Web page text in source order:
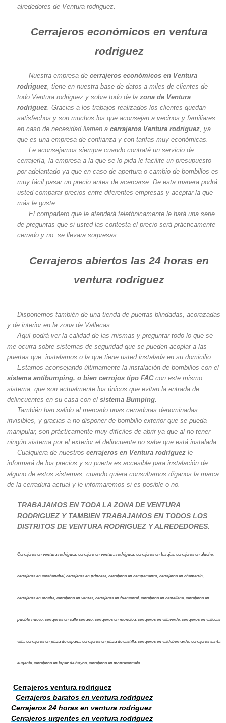
alrededores de Ventura rodriguez.
Cerrajeros económicos en ventura
rodriguez
Nuestra empresa decerrajeros económicos en Ventura
rodriguez , tiene en nuestra base de datos a miles de clientes de
todo Ventura rodriguez y sobre todo de la zona de Ventura
rodriguez . Gracias a los trabajos realizados los clientes quedan
satisfechos y son muchos los que aconsejan a vecinos y familiares
en caso de necesidad llamen a cerrajeros Ventura rodriguez , ya
que es una empresa de confianza y con tarifas muy económicas.
Le aconsejamos siempre cuando contraté un servicio de
cerrajería, la empresa a la que se lo pida le facilite un presupuesto
por adelantado ya que en caso de apertura o cambio de bombillos es
muy fácil pasar un precio antes de acercarse. De esta manera podrá
usted comparar precios entre diferentes empresas y aceptar la que
más le guste.
El compañero que le atenderá telefónicamente le hará una serie
de preguntas que si usted las contesta el precio será prácticamente
cerrado y no se llevara sorpresas.
Cerrajeros abiertos las 24 horas en
ventura rodriguez
Disponemos también de una tienda de puertas blindadas, acorazadas
y de interior en la zona de Vallecas.
Aquí podrá ver la calidad de las mismas y preguntar todo lo que se
me ocurra sobre sistemas de seguridad que se pueden acoplar a las
puertas que instalamos o la que tiene usted instalada en su domicilio.
Estamos aconsejando últimamente la instalación de bombillos con el
sistema antibumping, o bien cerrojos tipo FACcon este mismo
sistema, que son actualmente los únicos que evitan la entrada de
delincuentes en su casa con el sistema Bumping.
También han salido al mercado unas cerraduras denominadas
invisibles, y gracias a no disponer de bombillo exterior que se pueda
manipular, son prácticamente muy difíciles de abrir ya que al no tener
ningún sistema por el exterior el delincuente no sabe que está instalada.
Cualquiera de nuestros cerrajeros en Ventura rodriguez le
informará de los precios y su puerta es accesible para instalación de
alguno de estos sistemas, cuando quiera consultarnos díganos la marca
de la cerradura actual y le informaremos si es posible o no.
TRABAJAMOS EN TODA LA ZONA DE VENTURA
RODRIGUEZ Y TAMBIEN TRABAJAMOS EN TODOS LOS
DISTRITOS DE VENTURA RODRIGUEZ Y ALREDEDORES.
Cerrajeros en ventura rodriguez, cerrajero en ventura rodriguez, cerrajeros en barajas, cerrajeros en aluche,
cerrajeros en carabanchel, cerrajeros en princesa, cerrajeros en campamento, cerrajeros en chamartin,
cerrajeros en atocha, cerrajeros en ventas, cerrajeros en fuencarral, cerrajeros en castellana, cerrajeros en
pueblo nuevo, cerrajeros en calle serrano, cerrajeros en moncloa, cerrajeros en villaverde, cerrajeros en vallecas
villa, cerrajeros en plaza de españa, cerrajeros en plaza de castilla, cerrajeros en valdebernardo, cerrajeros santa
eugenia, cerrajeros en lopez de hoyos, cerrajeros en montecarmelo.
Cerrajeros ventura rodriguez
Cerrajeros baratos en ventura rodriguez
Cerrajeros 24 horas en ventura rodriguez
Cerrajeros urgentes en ventura rodriguez